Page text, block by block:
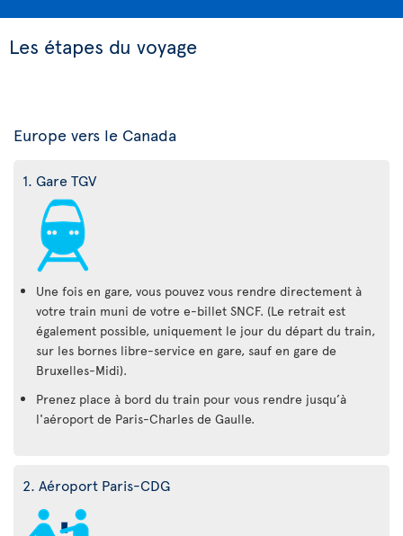
Les étapes du voyage
Europe vers le Canada
1. Gare TGV
Une fois en gare, vous pouvez vous rendre directement à
votre train muni de votre e-billet SNCF. (Le retrait est
également possible, uniquement le jour du départ du train,
sur les bornes libre-service en gare, sauf en gare de
Bruxelles-Midi).
Prenez place à bord du train pour vous rendre jusqu’à
l'aéroport de Paris-Charles de Gaulle.
2. Aéroport Paris-CDG